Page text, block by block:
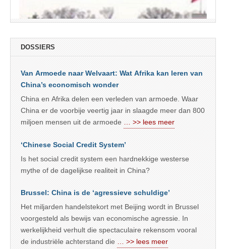
DOSSIERS
Van Armoede naar Welvaart: Wat Afrika kan leren van
China’s economisch wonder
China en Afrika delen een verleden van armoede. Waar
China er de voorbije veertig jaar in slaagde meer dan 800
miljoen mensen uit de armoede
… >> lees meer
‘Chinese Social Credit System’
Is het social credit system een hardnekkige westerse
mythe of de dagelijkse realiteit in China?
Brussel: China is de ‘agressieve schuldige’
Het miljarden handelstekort met Beijing wordt in Brussel
voorgesteld als bewijs van economische agressie. In
werkelijkheid verhult die spectaculaire rekensom vooral
de industriële achterstand die
… >> lees meer